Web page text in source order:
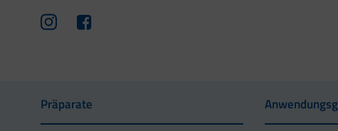
Präparate